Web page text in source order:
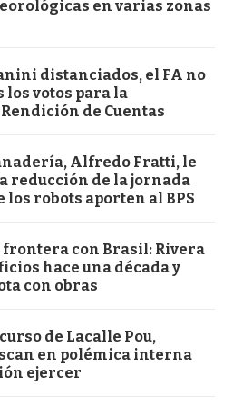
en varias zonas
distanciados, el FA no
los votos para la
de Cuentas
Alfredo Fratti, le
reducción de la jornada
los robots aporten al BPS
frontera con Brasil: Rivera
hace una década y
con obras
de Lacalle Pou,
en polémica interna
ejercer